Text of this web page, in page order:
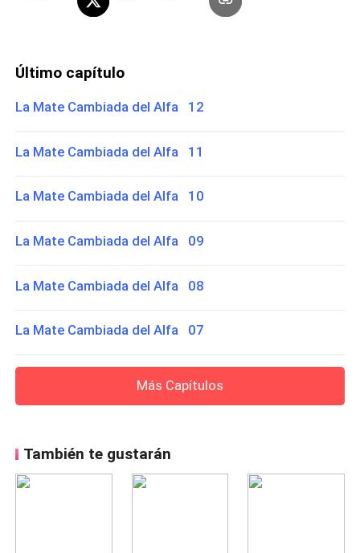
Último capítulo
La Mate Cambiada del Alfa 12
La Mate Cambiada del Alfa 11
La Mate Cambiada del Alfa 10
La Mate Cambiada del Alfa 09
La Mate Cambiada del Alfa 08
La Mate Cambiada del Alfa 07
Más Capítulos
También te gustarán